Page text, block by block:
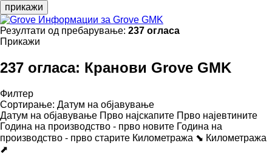
прикажи
Информации за Grove GMK
Резултати од пребарување: 237 огласа
Прикажи
237 огласа: Кранови Grove GMK
Филтер
Сортирање: Датум на објавување
Датум на објавување Прво најскапите Прво најевтините
Година на производство - прво новите Година на
производство - прво старите Километража ⬊ Километража
⬈